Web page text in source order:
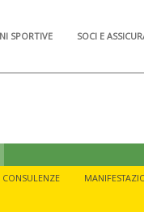
SPORTIVE SOCI E
CONSULENZE